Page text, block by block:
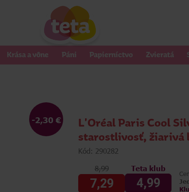
Krása a vône Páni Papierníctvo Zvieratá
-2,30 €
L'Oréal Paris Cool
starostlivosť, žiarivá
Kód: 290282
8,99
7,29
Teta klub
4,99